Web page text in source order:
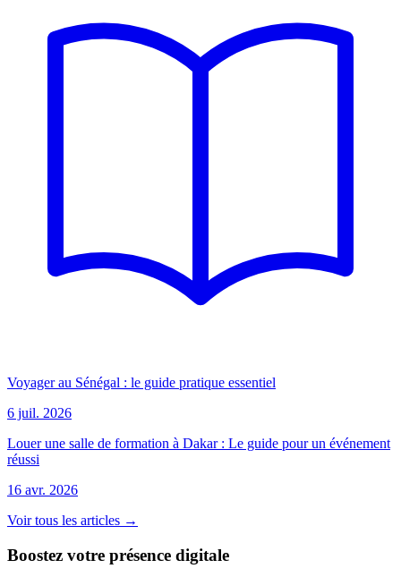
Voyager au Sénégal : le guide pratique essentiel
6 juil. 2026
Louer une salle de formation à Dakar : Le guide pour un événement
réussi
16 avr. 2026
Voir tous les articles →
Boostez votre présence digitale